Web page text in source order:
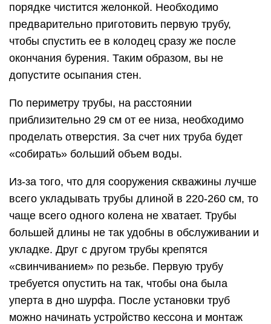
порядке чистится желонкой. Необходимо
предварительно приготовить первую трубу,
чтобы спустить ее в колодец сразу же после
окончания бурения. Таким образом, вы не
допустите осыпания стен.
По периметру трубы, на расстоянии
приблизительно 29 см от ее низа, необходимо
проделать отверстия. За счет них труба будет
«собирать» больший объем воды.
Из-за того, что для сооружения скважины лучше
всего укладывать трубы длиной в 220-260 см, то
чаще всего одного колена не хватает. Трубы
большей длины не так удобны в обслуживании и
укладке. Друг с другом трубы крепятся
«свинчиванием» по резьбе. Первую трубу
требуется опустить на так, чтобы она была
уперта в дно шурфа. После установки труб
можно начинать устройство кессона и монтаж